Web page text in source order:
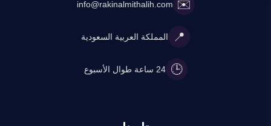
✉️
info@rakinalmithalih.com
📍 المملكة العربية السعودية
🕒 24 ساعة طوال الأسبوع